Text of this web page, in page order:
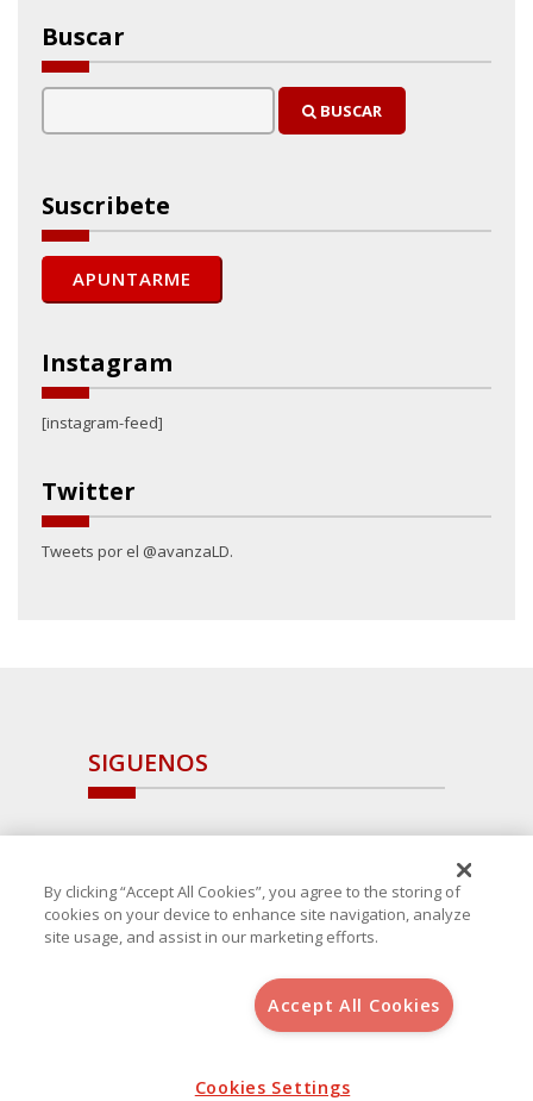
Buscar
BUSCAR
Suscribete
Instagram
[instagram-feed]
Twitter
Tweets por el @avanzaLD.
SIGUENOS
, S.L.U.(B-64405731) c/ San Norberto
Aviso Legal
Política de Cookies
By clicking “Accept All Cookies”, you agree to the storing of
cookies on your device to enhance site navigation, analyze
site usage, and assist in our marketing efforts.
Accept All Cookies
Cookies Settings